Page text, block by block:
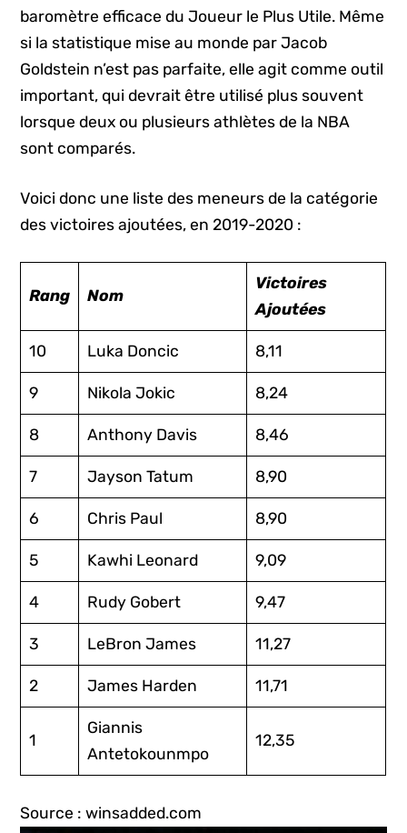
baromètre efficace du Joueur le Plus Utile. Même
si la statistique mise au monde par Jacob
Goldstein n’est pas parfaite, elle agit comme outil
important, qui devrait être utilisé plus souvent
lorsque deux ou plusieurs athlètes de la NBA
sont comparés.
Voici donc une liste des meneurs de la catégorie
des victoires ajoutées, en 2019-2020 :
Rang Nom
Victoires
Ajoutées
10 Luka Doncic 8,11
9 Nikola Jokic 8,24
8 Anthony Davis 8,46
7 Jayson Tatum 8,90
6 Chris Paul 8,90
5 Kawhi Leonard 9,09
4 Rudy Gobert 9,47
3 LeBron James 11,27
2 James Harden 11,71
1
Giannis
Antetokounmpo
12,35
Source : winsadded.com